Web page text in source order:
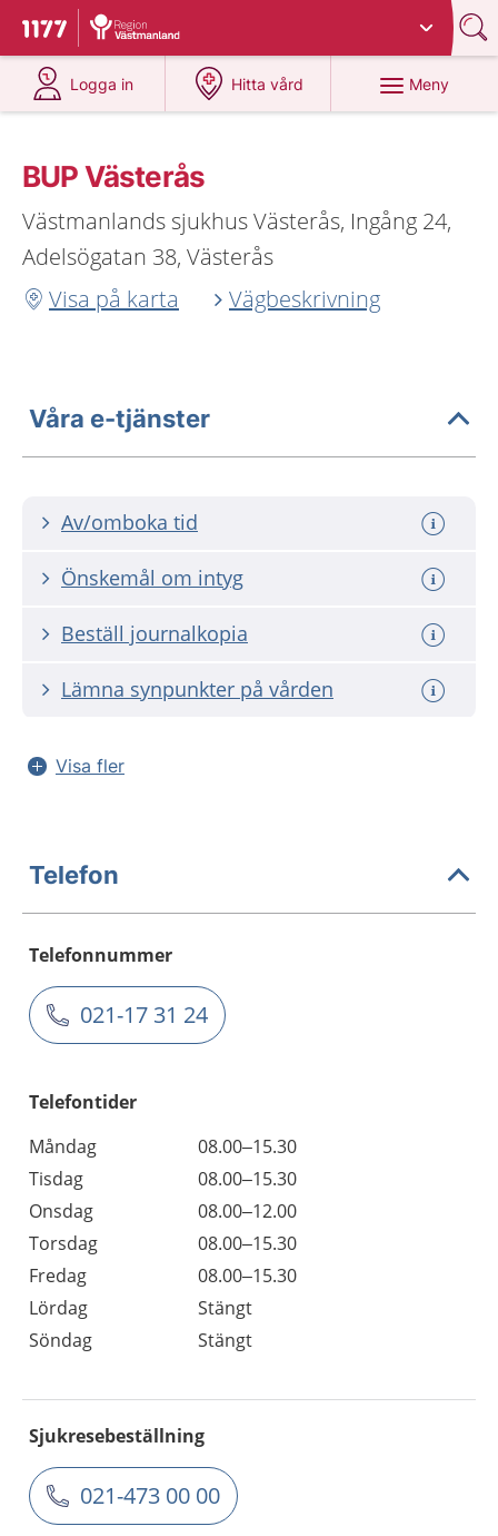
Till startsidan för 1177
Du har valt region
Logga in
på 1177.se
Hitta vård
på 1177.se
Meny
BUP Västerås
Västmanlands sjukhus Västerås, Ingång 24,
Adelsögatan 38, Västerås
Visa på karta
Vägbeskrivning
Våra e-tjänster
Av/omboka tid
Önskemål om intyg
Beställ journalkopia
Lämna synpunkter på vården
Visa fler
Telefon
Telefonnummer
021-17 31 24
Telefontider
Måndag
08.00–15.30
Tisdag
08.00–15.30
Onsdag
08.00–12.00
Torsdag
08.00–15.30
Fredag
08.00–15.30
Lördag
Stängt
Söndag
Stängt
Sjukresebeställning
021-473 00 00